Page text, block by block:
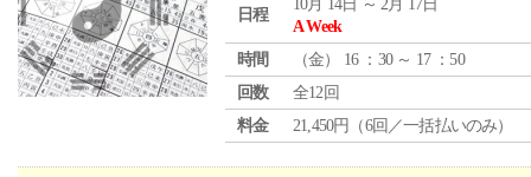
日程
10月 14日 ～ 2月 17日
A Week
時間
（金） 16 ：30 ～ 17 ：50
回数
全12回
料金
21,450円（6回／一括払いのみ）